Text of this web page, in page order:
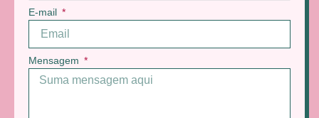
E-mail
Mensagem